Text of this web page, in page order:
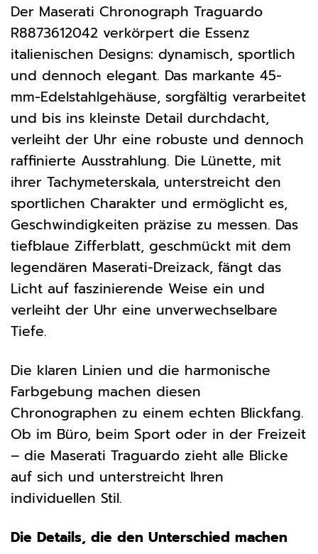
Der Maserati Chronograph Traguardo
R8873612042 verkörpert die Essenz
italienischen Designs: dynamisch, sportlich
und dennoch elegant. Das markante 45-
mm-Edelstahlgehäuse, sorgfältig verarbeitet
und bis ins kleinste Detail durchdacht,
verleiht der Uhr eine robuste und dennoch
raffinierte Ausstrahlung. Die Lünette, mit
ihrer Tachymeterskala, unterstreicht den
sportlichen Charakter und ermöglicht es,
Geschwindigkeiten präzise zu messen. Das
tiefblaue Zifferblatt, geschmückt mit dem
legendären Maserati-Dreizack, fängt das
Licht auf faszinierende Weise ein und
verleiht der Uhr eine unverwechselbare
Tiefe.
Die klaren Linien und die harmonische
Farbgebung machen diesen
Chronographen zu einem echten Blickfang.
Ob im Büro, beim Sport oder in der Freizeit
– die Maserati Traguardo zieht alle Blicke
auf sich und unterstreicht Ihren
individuellen Stil.
Die Details, die den Unterschied machen